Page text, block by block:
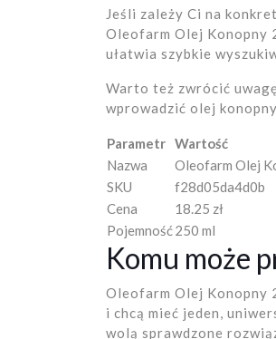
Jeśli zależy Ci na
Oleofarm Olej Konopny
ułatwia szybkie
Warto też zwrócić
wprowadzić olej
Parametr Wartość
Nazwa
Oleofarm Olej
SKU
f28d05da4d0b
Cena
18.25 zł
Pojemność250 ml
Komu może
Oleofarm Olej Konopny
i chcą mieć jeden,
wolą sprawdzone